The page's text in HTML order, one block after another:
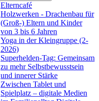
Elterncafé
Holzwerken - Drachenbau für
(Groß-) Eltern und Kinder
von 3 bis 6 Jahren
Yoga in der Kleingruppe (2-
2026)
Superhelden-Tag: Gemeinsam
zu mehr Selbstbewusstsein
und innerer Stärke
Zwischen Tablet und
Spielplatz – digitale Medien